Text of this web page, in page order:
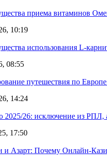
приема витаминов
10:19
использования L-
08:55
путешествия по
14:24
2025/26: исключение из РПЛ,
17:50
и Азарт: Почему Онлайн-